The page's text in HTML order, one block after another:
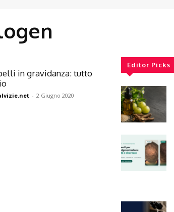
in gravidanza: tutto
- 2 Giugno 2020
Editor Picks